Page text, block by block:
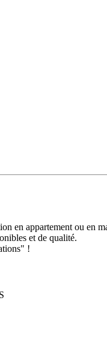
en appartement ou
et de qualité.
!